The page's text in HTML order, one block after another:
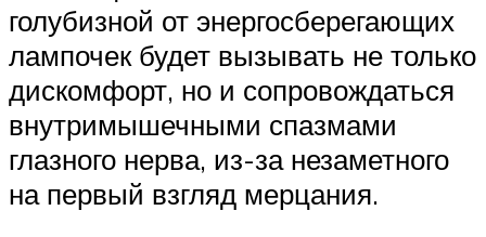
голубизной от энергосберегающих
лампочек будет вызывать не только
дискомфорт, но и сопровождаться
внутримышечными спазмами
глазного нерва, из-за незаметного
на первый взгляд мерцания.